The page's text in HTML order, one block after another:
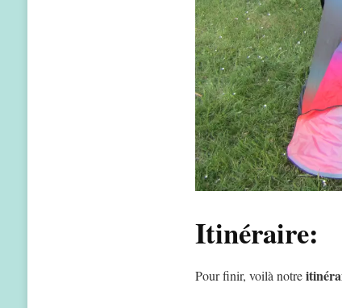
Itinéraire:
Pour finir, voilà notre